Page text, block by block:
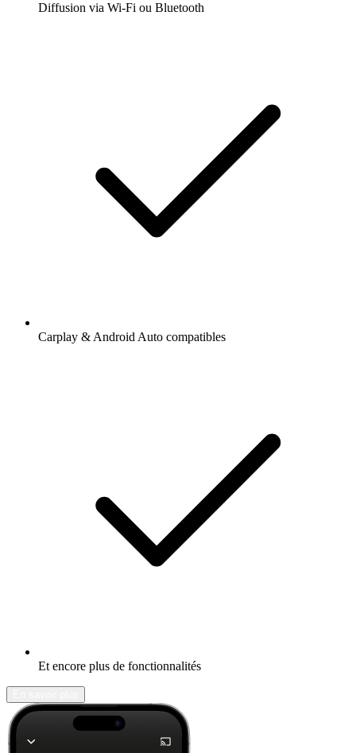
Diffusion via Wi-Fi ou Bluetooth
Carplay & Android Auto compatibles
Et encore plus de fonctionnalités